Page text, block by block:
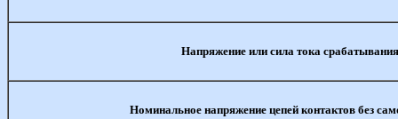
Напряжение или сила тока срабатывания
Номинальное напряжение цепей контактов без